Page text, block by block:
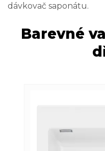
dávkovač saponátu.
Barevné